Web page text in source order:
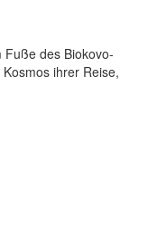
Fuße des Biokovo-
ihrer Reise,